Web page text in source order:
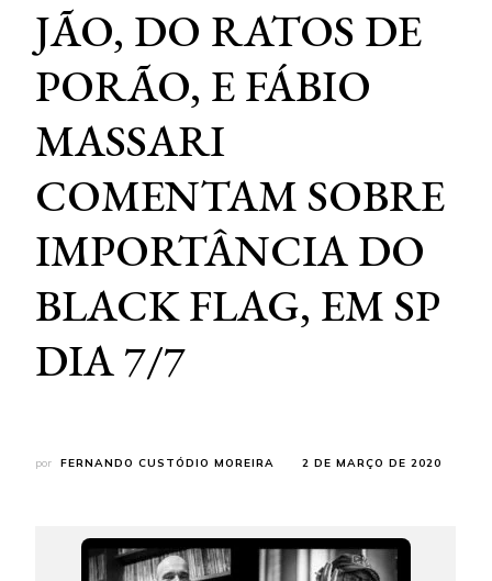
JÃO, DO RATOS DE
PORÃO, E FÁBIO
MASSARI
COMENTAM SOBRE
IMPORTÂNCIA DO
BLACK FLAG, EM SP
DIA 7/7
por FERNANDO CUSTÓDIO MOREIRA 2 DE MARÇO DE 2020